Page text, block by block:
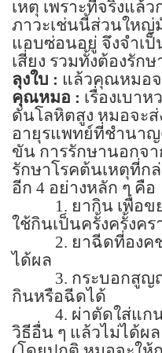
เหตุ เพราะที่จริงแล้
ภาวะเช่นนี้ส่วนใหญ่
แอบซ่อนอยู่ จึงจำเ
เสี่ยง รวมทั้งต้องรัก
ลุงใบ : แล้วคุณหมอจ
คุณหมอ : เรื่องเบา
ดันโลหิตสูง หมอจะส่
อายุรแพทย์ที่ชำนาญ
ขัน การรักษานอกจ
รักษาโรคต้นเหตุที่ก
อีก 4 อย่างหลัก ๆ คือ
1. ยากิน เพื่อ
ใช้กินเป็นครั้งครั้งค
2. ยาฉีดที่องค
ได้ผล
3. กระบอกสูญ
กินหรือฉีดได้
4. ผ่าตัดใส่แก
วิธีอื่น ๆ แล้วไม่ได้ผ